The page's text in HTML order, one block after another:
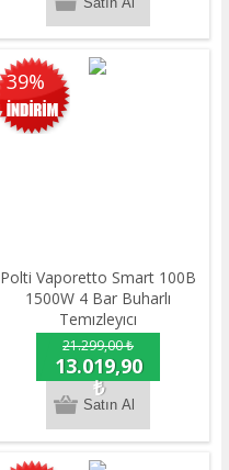
39%
Polti Vaporetto Smart 100B
1500W 4 Bar Buharlı
Temızleyıcı
21.299,00 ₺
13.019,90
₺